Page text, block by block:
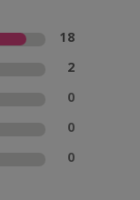
18
2
0
0
0